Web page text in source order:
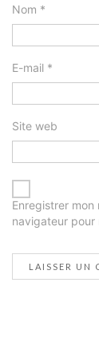
Nom *
E-mail *
Site web
Enregistrer
navigateur pour